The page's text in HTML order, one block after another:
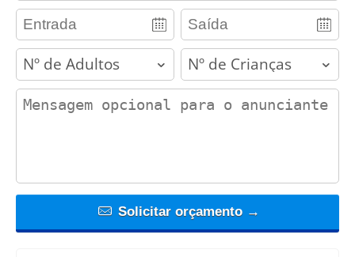
adults children
contact_message
Solicitar orçamento →